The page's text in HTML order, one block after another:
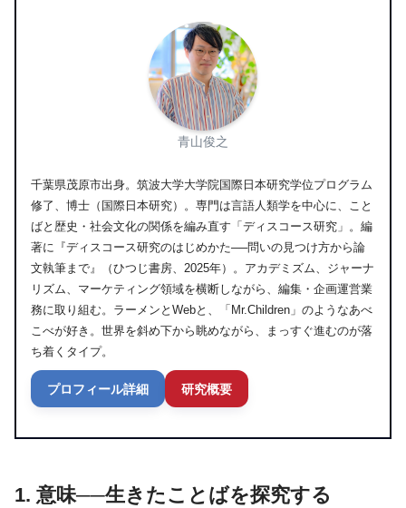
青山俊之
千葉県茂原市出身。筑波大学大学院国際日本研究学位プログラム
修了、博士（国際日本研究）。専門は言語人類学を中心に、こと
ばと歴史・社会文化の関係を編み直す「ディスコース研究」。編
著に『ディスコース研究のはじめかた──問いの見つけ方から論
文執筆まで』（ひつじ書房、2025年）。アカデミズム、ジャーナ
リズム、マーケティング領域を横断しながら、編集・企画運営業
務に取り組む。ラーメンとWebと、「Mr.Children」のようなあべ
こべが好き。世界を斜め下から眺めながら、まっすぐ進むのが落
ち着くタイプ。
プロフィール詳細 研究概要
1. 意味──生きたことばを探究する